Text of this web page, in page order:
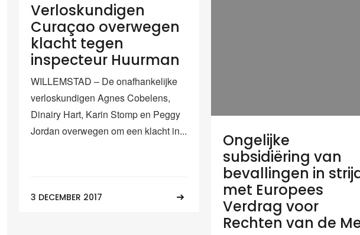
Verloskundigen
Curaçao overwegen
klacht tegen
inspecteur Huurman
WILLEMSTAD – De onafhankelijke
verloskundigen Agnes Cobelens,
Dinairy Hart, Karin Stomp en Peggy
Jordan overwegen om een klacht in...
3 DECEMBER 2017
Ongelijke
subsidiëring van
bevallingen in
met Europees
Verdrag voor
Rechten van de